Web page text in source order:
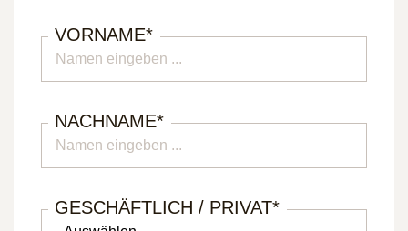
VORNAME*
NACHNAME*
GESCHÄFTLICH / PRIVAT*